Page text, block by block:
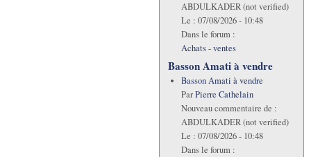
ABDULKADER (not verified)
Le : 07/08/2026 - 10:48
Dans le forum :
Achats - ventes
Basson Amati à vendre
Basson Amati à vendre
ParPierre Cathelain
Nouveau commentaire de :
ABDULKADER (not verified)
Le : 07/08/2026 - 10:48
Dans le forum :